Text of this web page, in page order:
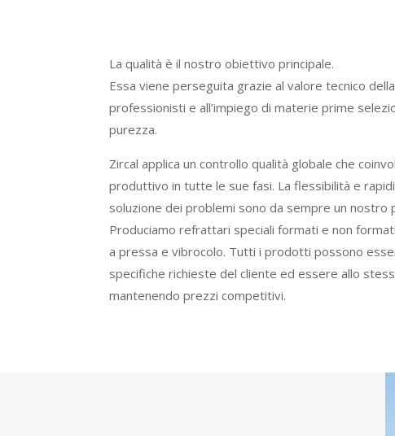
La qualità è il nostro obiettivo principale.
Essa viene perseguita grazie al valore tecnico
professionisti e all’impiego di materie prime
purezza.
Zircal applica un controllo qualità globale che
produttivo in tutte le sue fasi. La flessibilità e
soluzione dei problemi sono da sempre un nostro
Produciamo refrattari speciali formati e non
a pressa e vibrocolo. Tutti i prodotti possono
specifiche richieste del cliente ed essere allo
mantenendo prezzi competitivi.